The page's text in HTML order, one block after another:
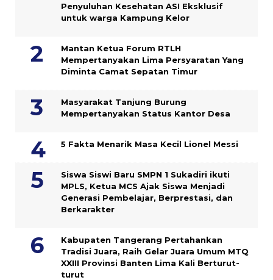
Penyuluhan Kesehatan ASI Eksklusif
untuk warga Kampung ‎Kelor
Mantan Ketua Forum RTLH
Mempertanyakan Lima Persyaratan Yang
Diminta Camat Sepatan Timur
Masyarakat Tanjung Burung
Mempertanyakan Status Kantor Desa
5 Fakta Menarik Masa Kecil Lionel Messi
Siswa Siswi Baru SMPN 1 Sukadiri ikuti
MPLS, Ketua MCS Ajak Siswa Menjadi
Generasi Pembelajar, Berprestasi, dan
Berkarakter
Kabupaten Tangerang Pertahankan
Tradisi Juara, Raih Gelar Juara Umum MTQ
XXIII Provinsi Banten Lima Kali Berturut-
turut